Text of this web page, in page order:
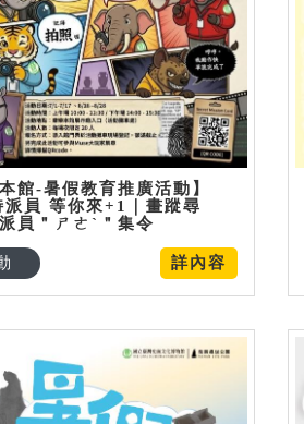
本館-暑假教育推廣活動】
員 等你來+1｜畫蹤尋
員＂ㄕㄜˋ＂集令
詳內容